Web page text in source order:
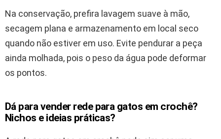
Na conservação, prefira lavagem suave à mão,
secagem plana e armazenamento em local seco
quando não estiver em uso. Evite pendurar a peça
ainda molhada, pois o peso da água pode deformar
os pontos.
Dá para vender rede para gatos em crochê?
Nichos e ideias práticas?